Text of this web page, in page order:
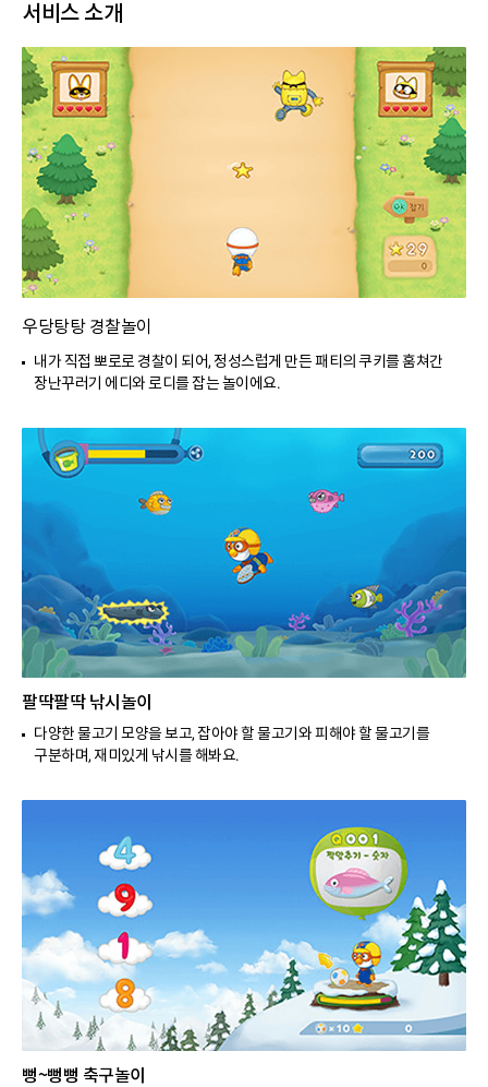
서비스 소개
우당탕탕 경찰놀이
내가 직접 뽀로로 경찰이 되어, 정성스럽게 만든 패티의 쿠키를 훔쳐간
장난꾸러기 에디와 로디를 잡는 놀이에요.
팔딱팔딱 낚시놀이
다양한 물고기 모양을 보고, 잡아야 할 물고기와 피해야 할 물고기를
구분하며, 재미있게 낚시를 해봐요.
뻥~뻥뻥 축구놀이